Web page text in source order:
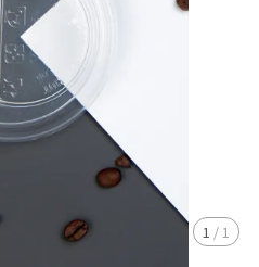
1 / 1